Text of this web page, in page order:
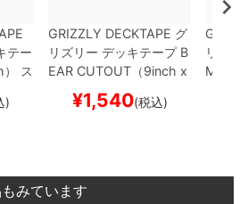
テー
ス
)
GRIZZLY DECKTAPE グ
リズリー デッキテープB
EAR CUTOUT（9inch x
33inch）スケートボー
ド スケボー
¥1,540(税込)
リズリ
MINI
みています